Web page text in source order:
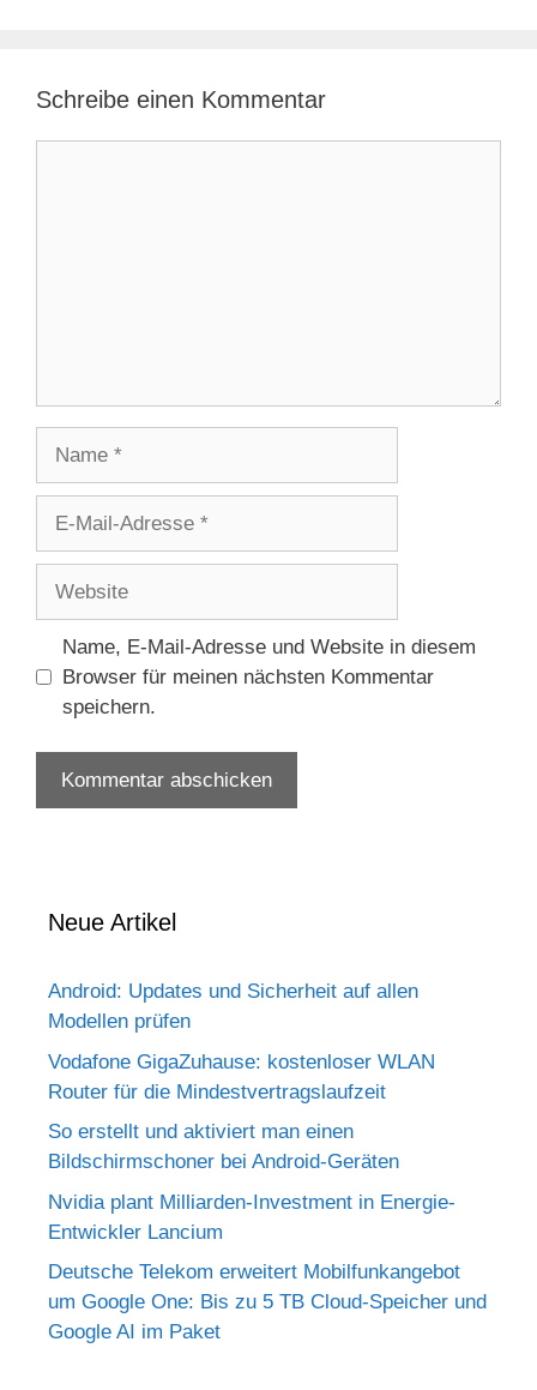
Schreibe einen Kommentar
Adresse
Name, E-Mail-Adresse und Website in diesem
Browser für meinen nächsten Kommentar
speichern.
Neue Artikel
Android: Updates und Sicherheit auf allen
Modellen prüfen
Vodafone GigaZuhause: kostenloser WLAN
Router für die Mindestvertragslaufzeit
So erstellt und aktiviert man einen
Bildschirmschoner bei Android-Geräten
Nvidia plant Milliarden-Investment in Energie-
Entwickler Lancium
Deutsche Telekom erweitert Mobilfunkangebot
um Google One: Bis zu 5 TB Cloud-Speicher und
Google AI im Paket